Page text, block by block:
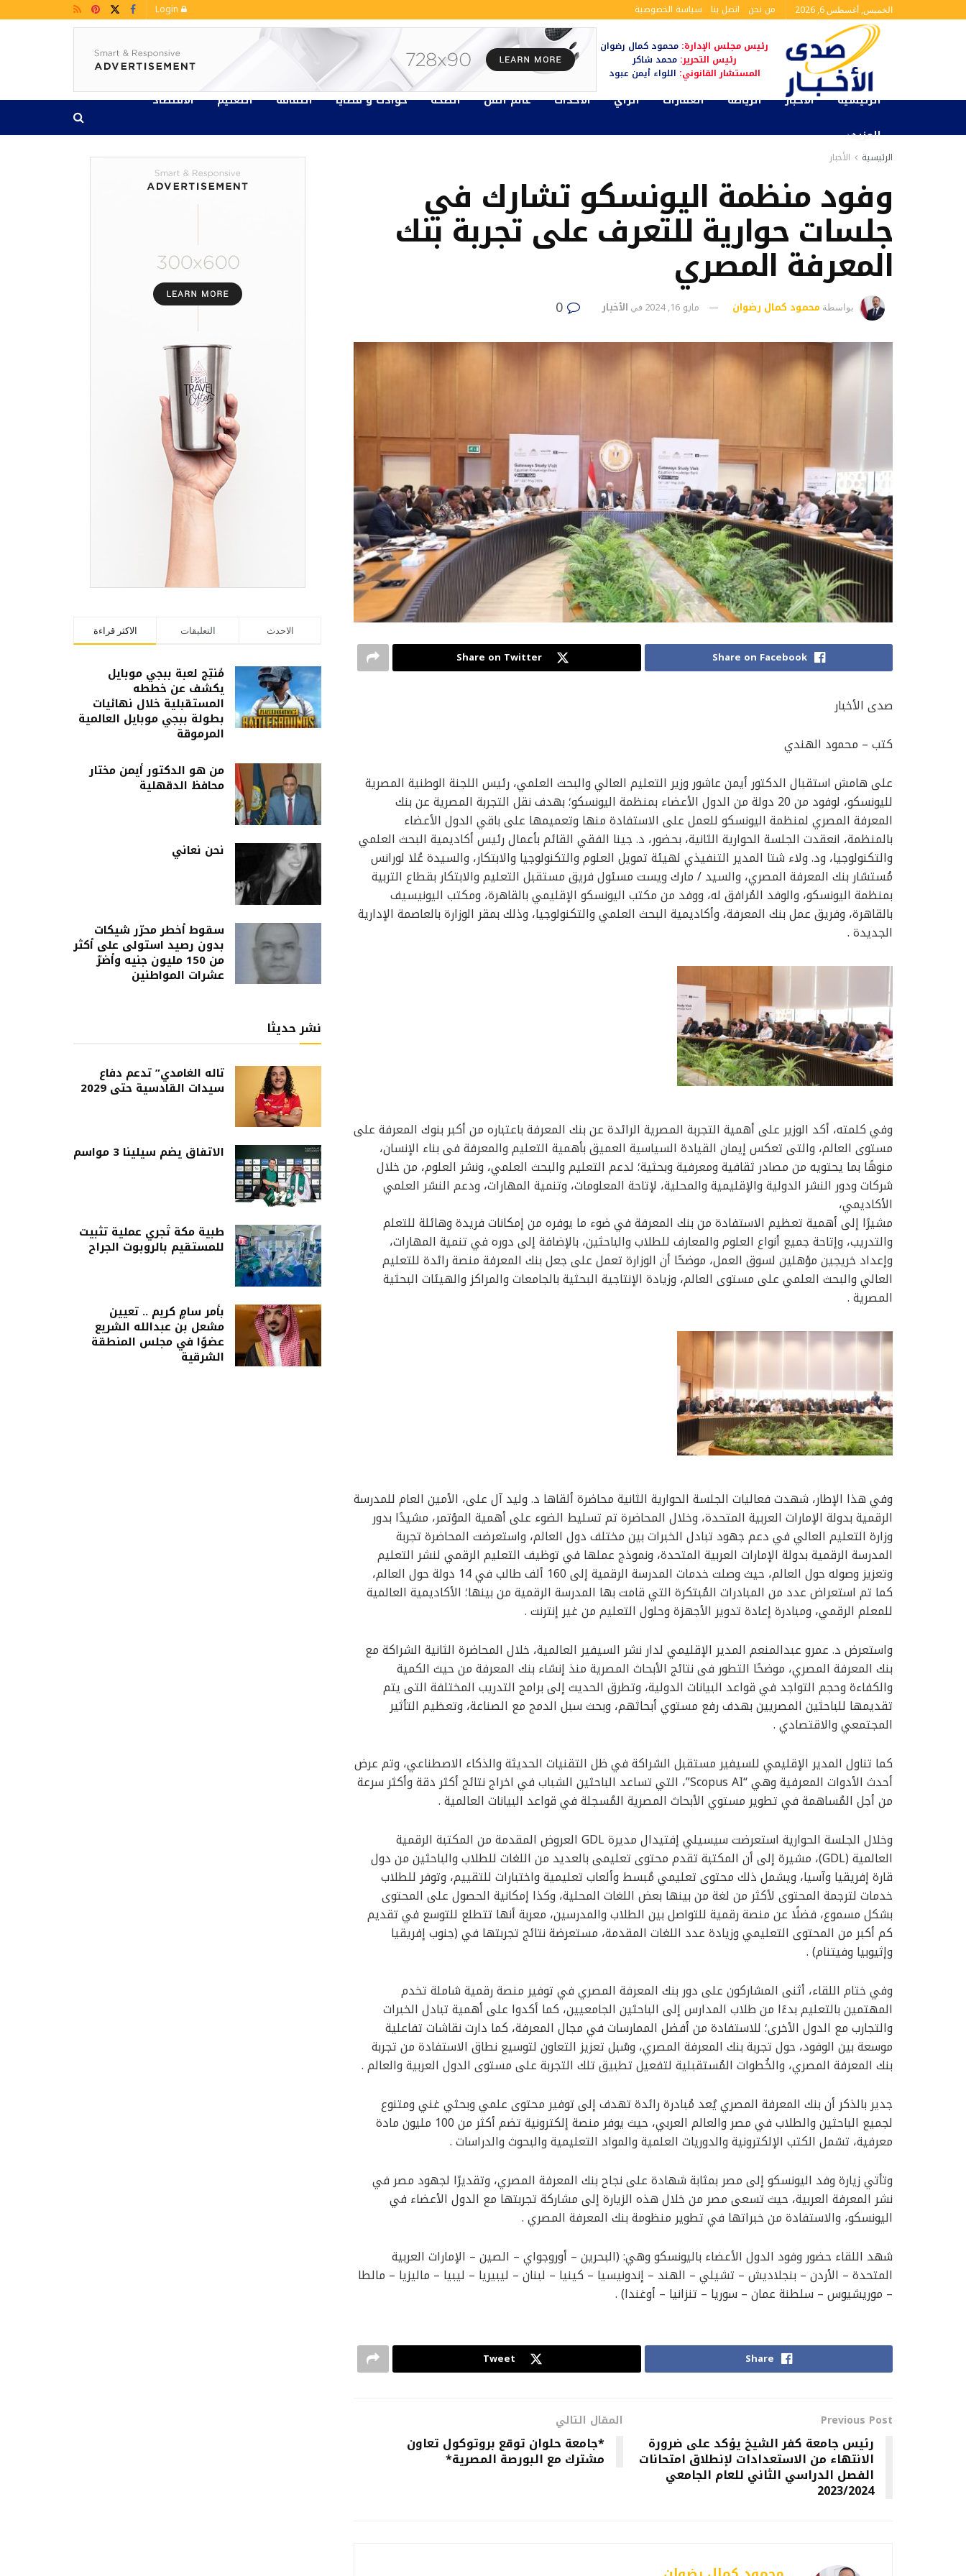
الخميس, أغسطس 6, 2026 من نحن اتصل بنا سياسة الخصوصية
رئيس مجلس الإدارة: محمود كمال رضوان
رئيس التحرير:محمد شاكر
المستشار القانوني: اللواء أيمن عبود
الرئيسية الأخبار الرياضة العقارات الرأي الأحداث عالم الفن الصحة حوادث و قضايا الثقافة التعليم
الاقتصاد
المزيد
الرئيسية الأخبار
وفود منظمة اليونسكو تشارك في
جلسات حوارية للتعرف على تجربة بنك
المعرفة المصري
بواسطة محمود كمال رضوان مايو 16, 2024 في الأخبار
Share on Facebook
Share on Twitter
صدى الأخبار
كتب – محمود الهندي
على هامش استقبال الدكتور أيمن عاشور وزير التعليم العالي والبحث العلمي، رئيس اللجنة الوطنية المصرية
لليونسكو، لوفود من 20 دولة من الدول الأعضاء بمنظمة اليونسكو؛ بهدف نقل التجربة المصرية عن بنك
المعرفة المصري لمنظمة اليونسكو للعمل على الاستفادة منها وتعميمها على باقي الدول الأعضاء
بالمنظمة، انعقدت الجلسة الحوارية الثانية، بحضور، د. جينا الفقي القائم بأعمال رئيس أكاديمية البحث العلمي
والتكنولوجيا، ود. ولاء شتا المدير التنفيذي لهيئة تمويل العلوم والتكنولوجيا والابتكار، والسيدة عُلا لورانس
مُستشار بنك المعرفة المصري، والسيد / مارك ويست مسئول فريق مستقبل التعليم والابتكار بقطاع التربية
بمنظمة اليونسكو، والوفد المُرافق له، ووفد من مكتب اليونسكو الإقليمي بالقاهرة، ومكتب اليونيسيف
بالقاهرة، وفريق عمل بنك المعرفة، وأكاديمية البحث العلمي والتكنولوجيا، وذلك بمقر الوزارة بالعاصمة الإدارية
الجديدة .
وفي كلمته، أكد الوزير على أهمية التجربة المصرية الرائدة عن بنك المعرفة باعتباره من أكبر بنوك المعرفة على
مستوى العالم، والتى تعكس إيمان القيادة السياسية العميق بأهمية التعليم والمعرفة فى بناء الإنسان،
منوهًا بما يحتويه من مصادر ثقافية ومعرفية وبحثية؛ لدعم التعليم والبحث العلمي، ونشر العلوم، من خلال
شركات ودور النشر الدولية والإقليمية والمحلية، لإتاحة المعلومات، وتنمية المهارات، ودعم النشر العلمي
الأكاديمي،
مشيرًا إلى أهمية تعظيم الاستفادة من بنك المعرفة في ضوء ما يوفره من إمكانات فريدة وهائلة للتعلم
والتدريب، وإتاحة جميع أنواع العلوم والمعارف للطلاب والباحثين، بالإضافة إلى دوره في تنمية المهارات،
وإعداد خريجين مؤهلين لسوق العمل، موضحًا أن الوزارة تعمل على جعل بنك المعرفة منصة رائدة للتعليم
العالي والبحث العلمي على مستوى العالم، وزيادة الإنتاجية البحثية بالجامعات والمراكز والهيئات البحثية
المصرية .
وفي هذا الإطار، شهدت فعاليات الجلسة الحوارية الثانية محاضرة ألقاها د. وليد آل على، الأمين العام للمدرسة
الرقمية بدولة الإمارات العربية المتحدة، وخلال المحاضرة تم تسليط الضوء على أهمية المؤتمر، مشيدًا بدور
وزارة التعليم العالي في دعم جهود تبادل الخبرات بين مختلف دول العالم، واستعرضت المحاضرة تجربة
المدرسة الرقمية بدولة الإمارات العربية المتحدة، ونموذج عملها في توظيف التعليم الرقمي لنشر التعليم
وتعزيز وصوله حول العالم، حيث وصلت خدمات المدرسة الرقمية إلى 160 ألف طالب في 14 دولة حول العالم،
كما تم استعراض عدد من المبادرات المُبتكرة التي قامت بها المدرسة الرقمية من بينها؛ الأكاديمية العالمية
للمعلم الرقمي، ومبادرة إعادة تدوير الأجهزة وحلول التعليم من غير إنترنت .
واستعرض د. عمرو عبدالمنعم المدير الإقليمي لدار نشر السيفير العالمية، خلال المحاضرة الثانية الشراكة مع
بنك المعرفة المصري، موضحًا التطور فى نتائج الأبحاث المصرية منذ إنشاء بنك المعرفة من حيث الكمية
والكفاءة وحجم التواجد في قواعد البيانات الدولية، وتطرق الحديث إلى برامج التدريب المختلفة التى يتم
تقديمها للباحثين المصريين بهدف رفع مستوي أبحاثهم، وبحث سبل الدمج مع الصناعة، وتعظيم التأثير
المجتمعي والاقتصادي .
كما تناول المدير الإقليمي للسيفير مستقبل الشراكة في ظل التقنيات الحديثة والذكاء الاصطناعي، وتم عرض
أحدث الأدوات المعرفية وهي “Scopus AI”، التي تساعد الباحثين الشباب في اخراج نتائج أكثر دقة وأكثر سرعة
من أجل المُساهمة في تطوير مستوي الأبحاث المصرية المُسجلة في قواعد البيانات العالمية .
وخلال الجلسة الحوارية استعرضت سيسيلي إفتيدال مديرة GDL العروض المقدمة من المكتبة الرقمية
العالمية (GDL)، مشيرة إلى أن المكتبة تقدم محتوى تعليمى بالعديد من اللغات للطلاب والباحثين من دول
قارة إفريقيا وآسيا، ويشمل ذلك محتوى تعليمي مُبسط وألعاب تعليمية واختبارات للتقييم، وتوفر للطلاب
خدمات لترجمة المحتوى لأكثر من لغة من بينها بعض اللغات المحلية، وكذا إمكانية الحصول على المحتوى
بشكل مسموع، فضلًا عن منصة رقمية للتواصل بين الطلاب والمدرسين، معربة أنها تتطلع للتوسع في تقديم
كم أكبر من المحتوى التعليمي وزيادة عدد اللغات المقدمة، مستعرضة نتائج تجربتها في (جنوب إفريقيا
وإثيوبيا وفيتنام) .
وفي ختام اللقاء، أثنى المشاركون على دور بنك المعرفة المصري في توفير منصة رقمية شاملة تخدم
المهتمين بالتعليم بدءًا من طلاب المدارس إلى الباحثين الجامعيين، كما أكدوا على أهمية تبادل الخبرات
والتجارب مع الدول الأخرى؛ للاستفادة من أفضل الممارسات في مجال المعرفة، كما دارت نقاشات تفاعلية
موسعة بين الوفود، حول تجربة بنك المعرفة المصري، وسُبل تعزيز التعاون لتوسيع نطاق الاستفادة من تجربة
بنك المعرفة المصري، والخُطوات المُستقبلية لتفعيل تطبيق تلك التجربة على مستوى الدول العربية والعالم .
جدير بالذكر أن بنك المعرفة المصري يُعد مُبادرة رائدة تهدف إلى توفير محتوى علمي وبحثي غني ومتنوع
لجميع الباحثين والطلاب في مصر والعالم العربي، حيث يوفر منصة إلكترونية تضم أكثر من 100 مليون مادة
معرفية، تشمل الكتب الإلكترونية والدوريات العلمية والمواد التعليمية والبحوث والدراسات .
وتأتي زيارة وفد اليونسكو إلى مصر بمثابة شهادة على نجاح بنك المعرفة المصري، وتقديرًا لجهود مصر في
نشر المعرفة العربية، حيث تسعى مصر من خلال هذه الزيارة إلى مشاركة تجربتها مع الدول الأعضاء في
اليونسكو، والاستفادة من خبراتها في تطوير منظومة بنك المعرفة المصري .
شهد اللقاء حضور وفود الدول الأعضاء باليونسكو وهي: (البحرين – أوروجواي – الصين – الإمارات العربية
المتحدة – الأردن – بنجلاديش – تشيلي – الهند – إندونيسيا – كينيا – لبنان – ليبيريا – ليبيا – ماليزيا – مالطا
– موريشيوس – سلطنة عمان – سوريا – تنزانيا – أوغندا) .
Share
Tweet
Previous Post
رئيس جامعة كفر الشيخ يؤكد على ضرورة
الانتهاء من الاستعدادات لإنطلاق امتحانات
الفصل الدراسي الثاني للعام الجامعي
2023/2024
المقال التالي
*جامعة حلوان توقع بروتوكول تعاون
مشترك مع البورصة المصرية*
الاكثر قراءة التعليقات الاحدث
مُنتِج لعبة ببجي موبايل
يكشف عن خططه
المستقبلية خلال نهائيات
بطولة ببجي موبايل العالمية
المرموقة
من هو الدكتور أيمن مختار
محافظ الدقهلية
نحن نعاني
سقوط أخطر محرّر شيكات
بدون رصيد استولى على أكثر
من 150 مليون جنيه وأضرّ
عشرات المواطنين
نشر حديثا
تاله الغامدي” تدعم دفاع
سيدات القادسية حتى 2029
الاتفاق يضم سيلينا 3 مواسم
طبية مكة تُجري عملية تثبيت
للمستقيم بالروبوت الجراح
بأمر سامٍ كريم .. تعيين
مشعل بن عبدالله الشريع
عضوًا في مجلس المنطقة
الشرقية